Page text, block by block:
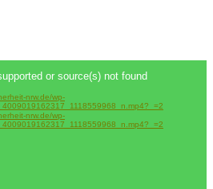
or source(s) not found
nrw.de/wp-
nrw.de/wp-